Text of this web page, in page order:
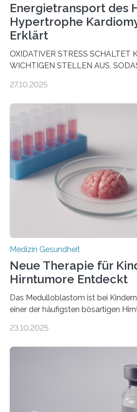
Energietransport des
Hypertrophe
Erklärt
OXIDATIVER STRESS SCHALTET
WICHTIGEN STELLEN AUS,
aus dem Deutschen Zentrum für
im Journal Circulation, warum der
der Hypertrophen
kann und wie sich durch eine
Herzbelastung und des oxidativen
Rhythmusstörungen reduzieren
hypertrophe Kardiomyopathie
erblich bedingte Herzerkrankung.
sich die linke Herzkammer verdickt,
stark kontrahiert…
27.10.2025
Medizin Gesundheit
Neue Therapie für
Hirntumore Entdeckt
Das Medulloblastom ist bei
einer der häufigsten bösartigen
Betroffenen können mit heutigen
Dringend benötigt werden
nur Tumorschwachstellen
Gewebe verschonen. Forschende
Hertie-Institut für klinische
23.10.2025